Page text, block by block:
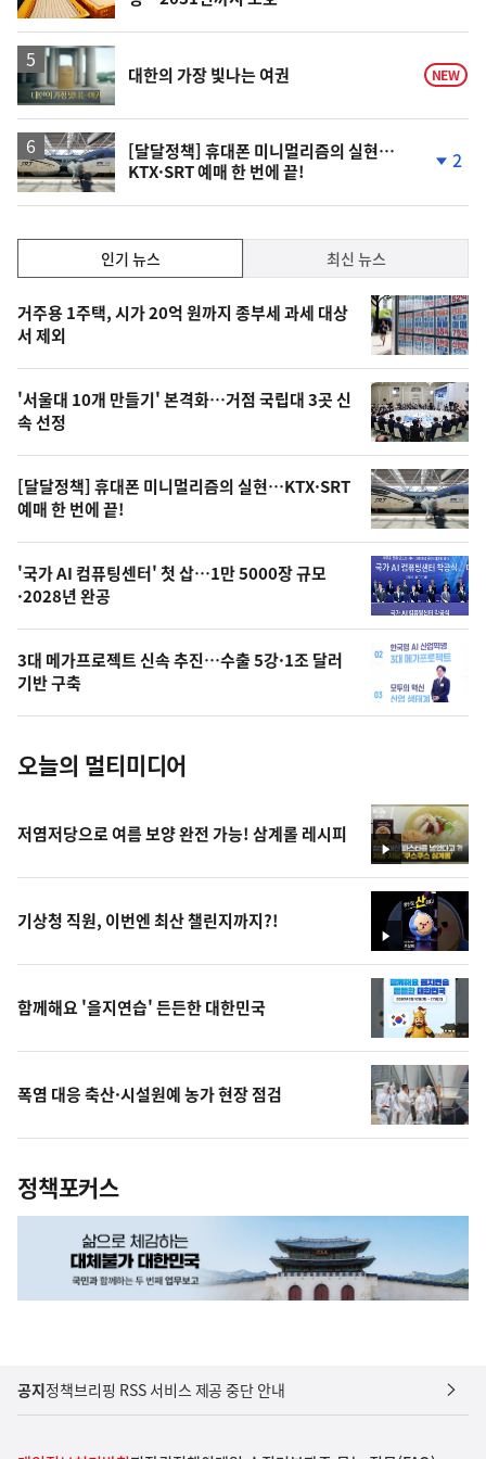
영
상
대한의 가장 빛나는 여권 NEW
[달달정책] 휴대폰 미니멀리즘의 실현…
KTX·SRT 예매 한 번에 끝!
락
2
기,
최
신,
오
늘
의
영
상
오
의
사
진
인기 뉴스 최신 뉴스
기
뉴
스
거주용 1주택, 시가 20억 원까지 종부세 과세 대상
서 제외
'서울대 10개 만들기' 본격화…거점 국립대 3곳 신
속 선정
[달달정책] 휴대폰 미니멀리즘의 실현…KTX·SRT
예매 한 번에 끝!
'국가 AI 컴퓨팅센터' 첫 삽…1만 5000장 규모
·2028년 완공
3대 메가프로젝트 신속 추진…수출 5강·1조 달러
기반 구축
오늘의 멀티미디어
영
상
저염저당으로 여름 보양 완전 가능! 삼계롤 레시피
영
상
기상청 직원, 이번엔 최산 챌린지까지?!
함께해요 '을지연습' 든든한 대한민국
폭염 대응 축산·시설원예 농가 현장 점검
정책포커스
공지정책브리핑 RSS 서비스 제공 중단 안내